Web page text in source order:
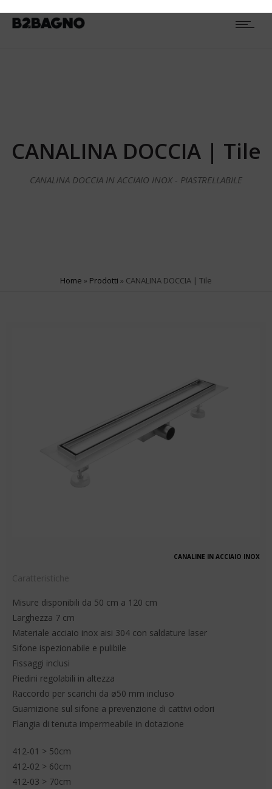
CANALINA DOCCIA | Tile
CANALINA DOCCIA IN ACCIAIO INOX - PIASTRELLABILE
Home » Prodotti » CANALINA DOCCIA | Tile
CANALINE IN ACCIAIO INOX
Caratteristiche
Misure disponibili da 50 cm a 120 cm
Larghezza 7 cm
Materiale acciaio inox aisi 304 con saldature laser
Sifone ispezionabile e pulibile
Fissaggi inclusi
Piedini regolabili in altezza
Raccordo per scarichi da ø50 mm incluso
Guarnizione sul sifone a prevenzione di cattivi odori
Flangia di tenuta impermeabile in dotazione
412-01 > 50cm
412-02 > 60cm
412-03 > 70cm